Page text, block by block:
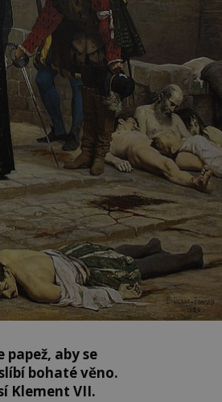
aby se
bohaté věno.
Klement VII.